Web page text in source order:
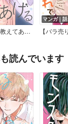
キスのあとまで教えてあげる
マンガ｜話
読んでいます